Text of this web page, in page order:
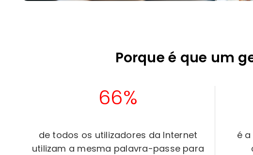
Porque é que um
66%
de todos os utilizadores da Internet
utilizam a mesma palavra-passe para
é